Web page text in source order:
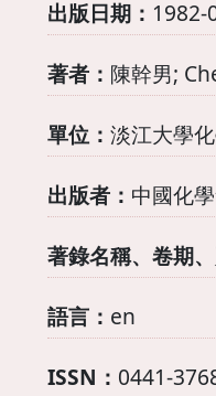
出版日期： 1982-
著者： 陳幹男;
單位： 淡江大學
出版者： 中國化
著錄名稱、卷期、
語言： en
ISSN： 0441-